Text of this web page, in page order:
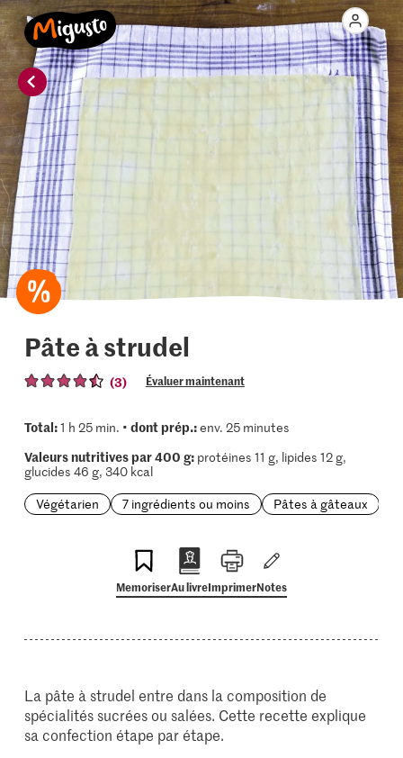
Pâte à strudel
(3) Évaluer maintenant
Total:1 h 25 min. • dont prép.:env. 25 minutes
Valeurs nutritives par 400 g:protéines 11 g, lipides 12 g,
glucides 46 g, 340 kcal
Végétarien
7 ingrédients ou moins Pâtes à gâteaux
MemoriserAu livreImprimerNotes
La pâte à strudel entre dans la composition de
spécialités sucrées ou salées. Cette recette explique
sa confection étape par étape.